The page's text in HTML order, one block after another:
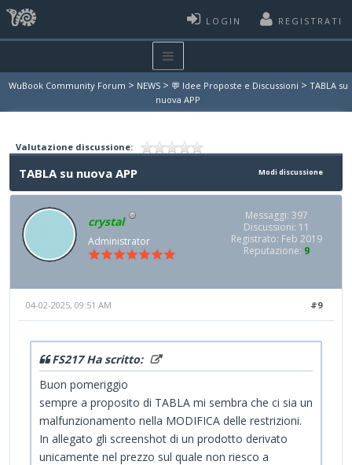
LOGIN REGISTRATI
WuBook Community Forum > NEWS > 💬 Idee Proposte e Discussioni > TABLA su
nuova APP
Valutazione discussione:
Modi discussione
TABLA su nuova APP
crystal
Administrator
Messaggi: 397
Discussioni: 11
Registrato: Feb 2019
Reputazione: 9
#9
04-02-2025, 09:51 AM
FS217 Ha scritto:
Buon pomeriggio
sempre a proposito di TABLA mi sembra che ci sia un
malfunzionamento nella MODIFICA delle restrizioni.
In allegato gli screenshot di un prodotto derivato
unicamente nel prezzo sul quale non riesco a